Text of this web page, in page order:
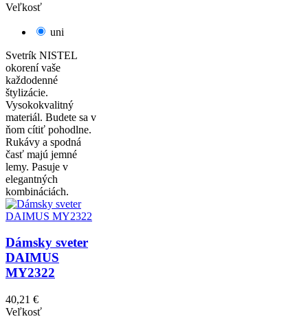
Veľkosť
uni
Svetrík NISTEL
okorení vaše
každodenné
štylizácie.
Vysokokvalitný
materiál. Budete sa v
ňom cítiť pohodlne.
Rukávy a spodná
časť majú jemné
lemy. Pasuje v
elegantných
kombináciách.
Dámsky sveter
DAIMUS
MY2322
40,21 €
Veľkosť